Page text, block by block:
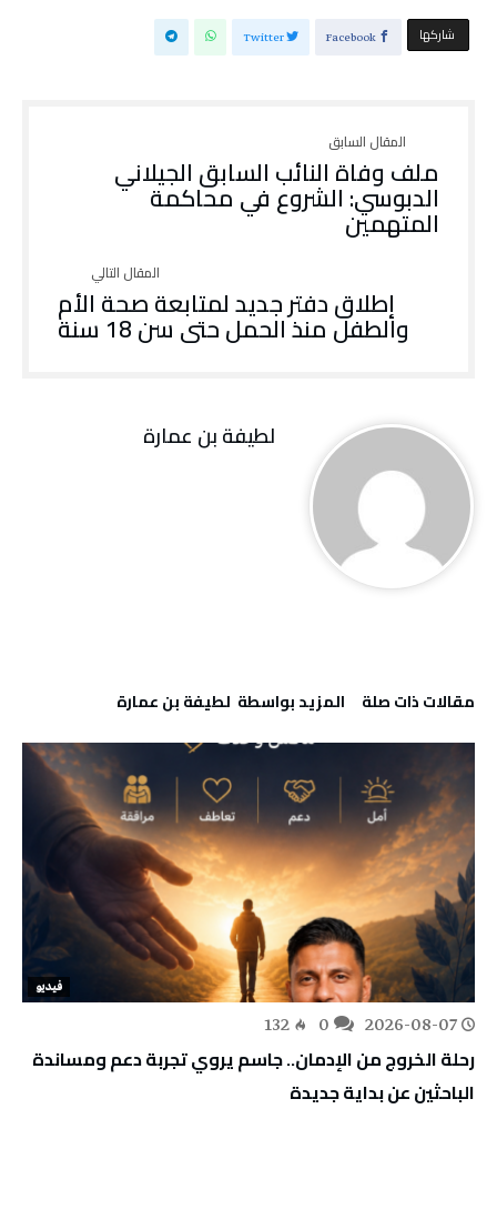
‫‫ شاركها‬ Facebook
Twitter
ملف وفاة النائب السابق الجيلاني
الدبوسي: الشروع في محاكمة
المتهمين
إطلاق دفتر جديد لمتابعة صحة الأم
والطفل منذ الحمل حتى سن 18 سنة
لطيفة بن عمارة
‫مقالات ذات صلة‬ ‫‫المزيد بواسطة‬ ‬ لطيفة بن عمارة
فيديو
2026-08-07
132
رحلة الخروج من الإدمان.. جاسم يروي تجربة دعم ومساندة
الباحثين عن بداية جديدة